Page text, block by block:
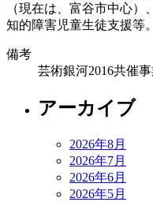
（現在は、富谷市中心）
知的障害児童生徒支援等。
備考
芸術銀河2016共催
アーカイブ
2026年8月
2026年7月
2026年6月
2026年5月